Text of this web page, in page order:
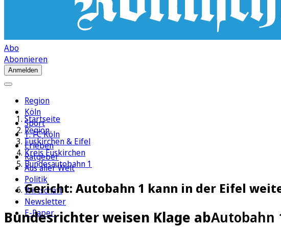
Abo
Abonnieren
Anmelden
Region
Köln
Sport
1. FC Köln
Erleben
Ratgeber
Aus aller Welt
Politik
Wirtschaft
Newsletter
E-Paper
Startseite
Region
Euskirchen & Eifel
Kreis Euskirchen
Bundesautobahn 1
Gericht: Autobahn 1 kann in der Eifel
Bundesrichter weisen Klage abAutobahn